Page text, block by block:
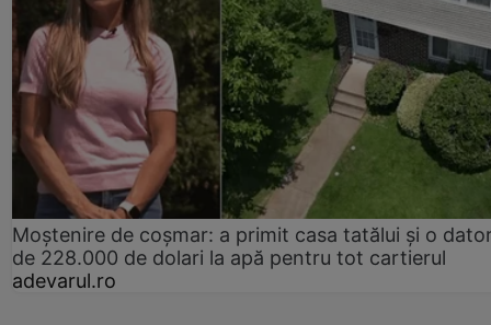
Moștenire de coșmar: a primit casa tatălui și o
de 228.000 de dolari la apă pentru tot cartierul
adevarul.ro